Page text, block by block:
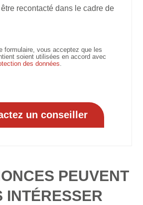
recontacté dans le cadre de
formulaire, vous acceptez que les
soient utilisées en accord avec
des données.
PEUVENT
INTÉRESSER